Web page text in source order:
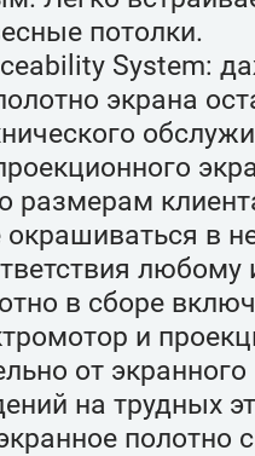
потолки.
System:
экрана
размерам
окрашиваться в
любому
в сборе
и
от
на трудных
полотно